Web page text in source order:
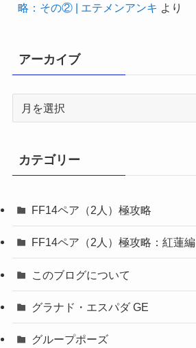
略：その② | エテメンアンキ より
アーカイブ
ブ
カテゴリー
FF14ペア（2人）極攻略
FF14ペア（2人）極攻略：紅蓮編
このブログについて
グラナド・エスパダ GE
グループポーズ